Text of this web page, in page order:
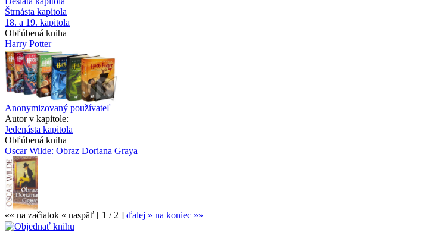
Štrnásta kapitola
18. a 19. kapitola
Obľúbená kniha
Harry Potter
Anonymizovaný používateľ
Autor v kapitole:
Jedenásta kapitola
Obľúbená kniha
Oscar Wilde: Obraz Doriana Graya
«« na začiatok « naspäť [ 1 / 2 ] ďalej » na koniec »»